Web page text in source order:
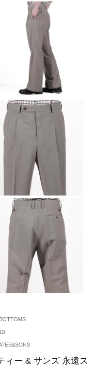
BOTTOMS
ィー & サンズ 永遠ス